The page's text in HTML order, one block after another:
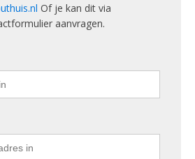
Of je kan dit via
aanvragen.